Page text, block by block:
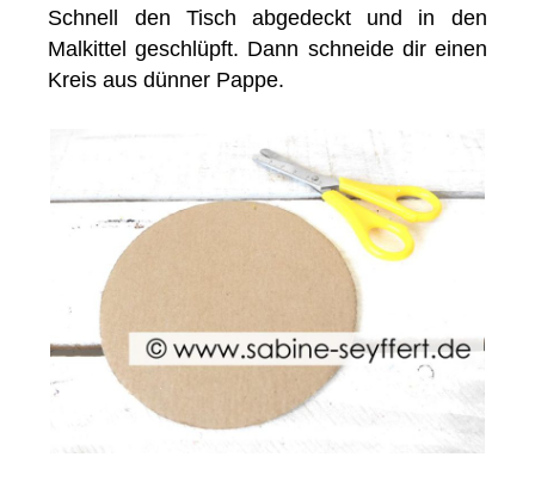
Schnell den Tisch abgedeckt und in den
Malkittel geschlüpft. Dann schneide dir einen
Kreis aus dünner Pappe.